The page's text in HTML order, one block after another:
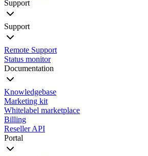
Support
Support
Remote Support
Status monitor
Documentation
Knowledgebase
Marketing kit
Whitelabel marketplace
Billing
Reseller API
Portal